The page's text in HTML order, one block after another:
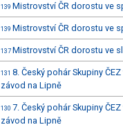
139 Mistrovství ČR dorostu ve
139 Mistrovství ČR dorostu ve
137 Mistrovství ČR dorostu ve
131 8. Český pohár Skupiny
závod na Lipně
130 7. Český pohár Skupiny
závod na Lipně